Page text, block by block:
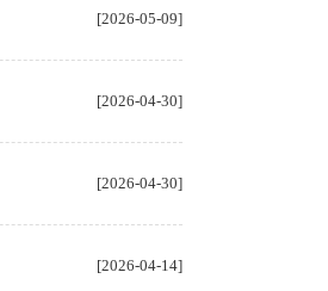
[2026-05-09]
[2026-04-30]
[2026-04-30]
[2026-04-14]